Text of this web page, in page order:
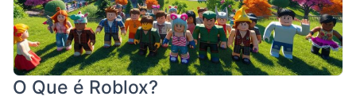
O Que é Roblox?